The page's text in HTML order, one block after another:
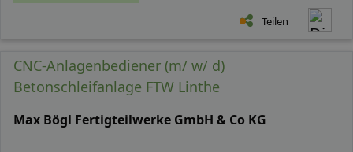
Teilen
CNC-Anlagenbediener (m/ w/ d)
Betonschleifanlage FTW Linthe
Max Bögl Fertigteilwerke GmbH & Co KG